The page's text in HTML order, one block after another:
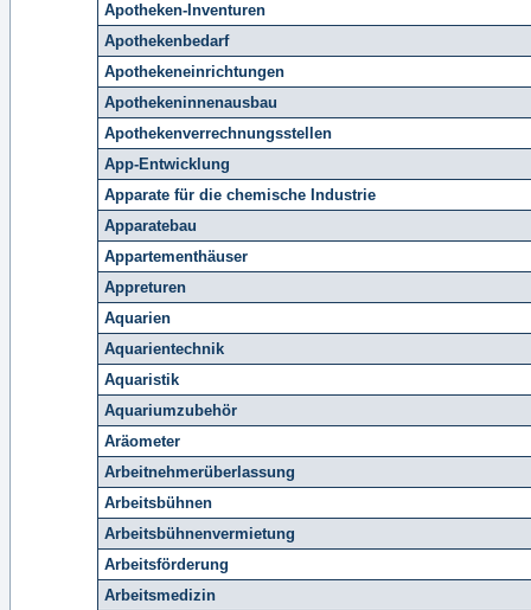
Apotheken-Inventuren
Apothekenbedarf
Apothekeneinrichtungen
Apothekeninnenausbau
Apothekenverrechnungsstellen
App-Entwicklung
Apparate für die chemische Industrie
Apparatebau
Appartementhäuser
Appreturen
Aquarien
Aquarientechnik
Aquaristik
Aquariumzubehör
Aräometer
Arbeitnehmerüberlassung
Arbeitsbühnen
Arbeitsbühnenvermietung
Arbeitsförderung
Arbeitsmedizin